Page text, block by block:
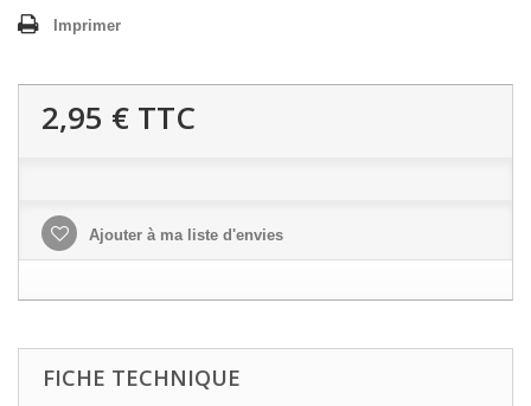
Imprimer
2,95 € TTC
Ajouter à ma liste d'envies
FICHE TECHNIQUE